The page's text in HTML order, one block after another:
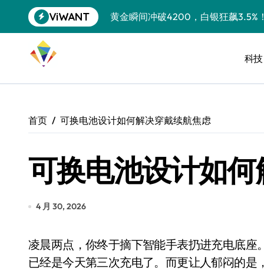
到
ViWANT
黄金瞬间冲破4200，白银狂飙3.5%
Peloton 新车实测：屏幕能转、风扇
Xbox七月大崩盘：裁员3200、卖工
谷歌DeepMind创始人辞去CEO，但
全球最小U盘，容量却碾压iPhone
400层堆叠、性能翻倍 三星把最新
550亿美金！沙特把EA买了，但背
科技
首页 可换电池设计如何解决穿戴续航焦虑
可换电池设计如
4 月 30, 2026
凌晨两点，你终于摘下智能手表扔进充电底座。屏幕显示电量从15%缓缓爬升，你叹了口气——这
已经是今天第三次充电了。而更让人郁闷的是